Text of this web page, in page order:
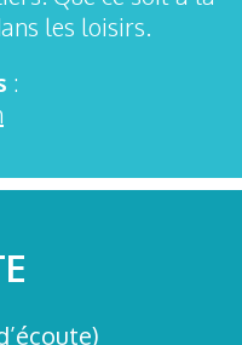
les loisirs.
: